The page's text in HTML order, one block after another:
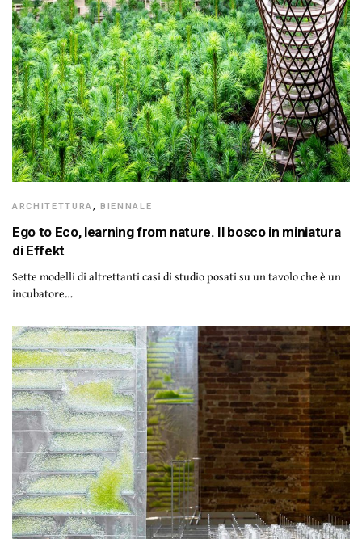
ARCHITETTURA,BIENNALE
Ego to Eco, learning from nature. Il bosco in miniatura
di Effekt
Sette modelli di altrettanti casi di studio posati su un tavolo che è un
incubatore…